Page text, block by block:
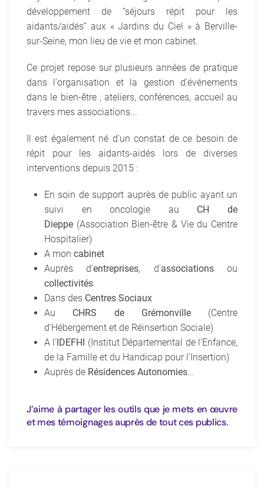
développement de “séjours répit pour les
aidants/aidés” aux « Jardins du Ciel » à Berville-
sur-Seine, mon lieu de vie et mon cabinet.
Ce projet repose sur plusieurs années de pratique
dans l'organisation et la gestion d'événements
dans le bien-être ; ateliers, conférences, accueil au
travers mes associations...
Il est également né d'un constat de ce besoin de
répit pour les aidants-aidés lors de diverses
interventions depuis 2015 :
En soin de support auprès de public ayant un
suivi en oncologie au CH de
Dieppe (Association Bien-être & Vie du Centre
Hospitalier)
A mon cabinet
Auprès d'entreprises, d'associationsou
collectivités
Dans des Centres Sociaux
Au CHRS de Grémonville(Centre
d’Hébergement et de Réinsertion Sociale)
A l’ IDEFHI
(Institut Départemental de l'Enfance,
de la Famille et du Handicap pour l'Insertion)
Auprès de Résidences Autonomies…
J’aime à partager les outils que je mets en œuvre
et mes témoignages auprès de tout ces publics.